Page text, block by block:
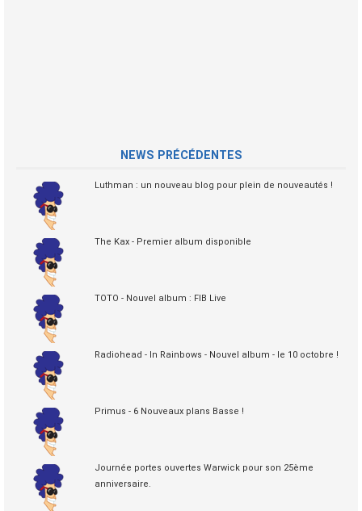
NEWS PRÉCÉDENTES
Luthman : un nouveau blog pour plein de nouveautés !
The Kax - Premier album disponible
TOTO - Nouvel album : FIB Live
Radiohead - In Rainbows - Nouvel album - le 10 octobre !
Primus - 6 Nouveaux plans Basse !
Journée portes ouvertes Warwick pour son 25ème
anniversaire.